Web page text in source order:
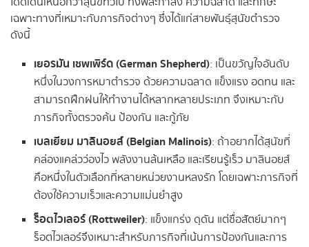
เฉพาะทางที่เหมาะกับภารกิจต่างๆ ซึ่งได้แก่สายพันธุ์สุนัขตำรวจ
ดังนี้
เยอรมัน เชพเพิร์ด (German Shepherd): เป็นขวัญใจอันดับ
หนึ่งในวงการหมาตำรวจ ด้วยความฉลาด แข็งแรง อดทน และ
สามารถฝึกฝนให้ทำงานได้หลากหลายประเภท จึงเหมาะกับ
ภารกิจทั้งตรวจค้น ป้องกัน และกู้ภัย
เบลเยียม มาลินอยส์ (Belgian Malinois): ถ้าอยากได้สุนัขที่
คล่องแคล่วว่องไว พลังงานล้นเหลือ และเรียนรู้เร็ว มาลินอยส์
คือหนึ่งในตัวเลือกที่หลายหน่วยงานหลงรัก โดยเฉพาะภารกิจที่
ต้องใช้ความเร็วและความแม่นยำสูง
ร็อตไวเลอร์ (Rottweiler): แข็งแกร่ง ดุดัน แต่ซื่อสัตย์มากๆ
ร็อตไวเลอร์จึงเหมาะสำหรับภารกิจที่เน้นการป้องกันและการ